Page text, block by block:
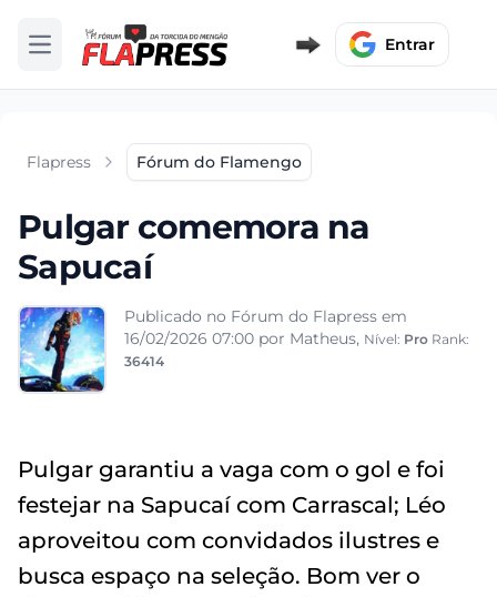
Abrir menu Entrar
Flapress Fórum do Flamengo
Pulgar comemora na
Sapucaí
Publicado no Fórum do Flapress em
16/02/2026 07:00 por Matheus, Nível: Pro Rank:
36414
Pulgar garantiu a vaga com o gol e foi
festejar na Sapucaí com Carrascal; Léo
aproveitou com convidados ilustres e
busca espaço na seleção. Bom ver o